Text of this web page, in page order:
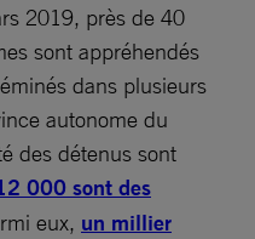
2019, près de 40
sont appréhendés
dans plusieurs
autonome du
des détenus sont
000 sont des
eux, un millier